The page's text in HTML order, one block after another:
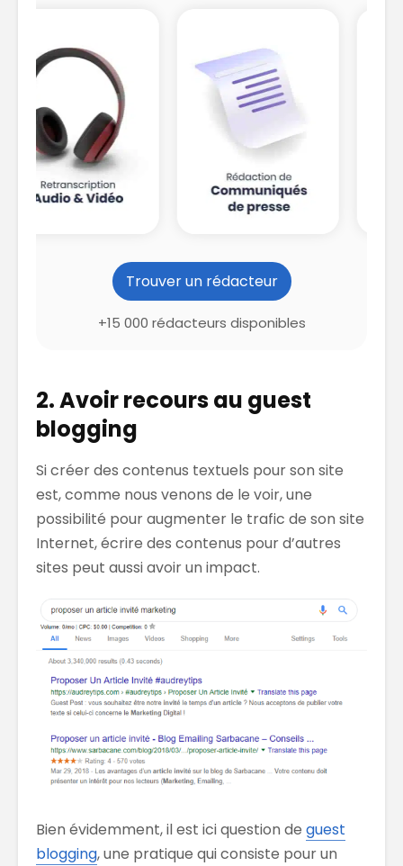
Trouver un rédacteur
+15 000 rédacteurs disponibles
2. Avoir recours au guest
blogging
Si créer des contenus textuels pour son site
est, comme nous venons de le voir, une
possibilité pour augmenter le trafic de son site
Internet, écrire des contenus pour d’autres
sites peut aussi avoir un impact.
Bien évidemment, il est ici question de guest
blogging, une pratique qui consiste pour un